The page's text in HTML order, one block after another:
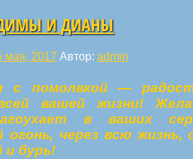
И ДИАНЫ
мая, 2017 Автор:admin
с помолвкой —
вашей жизни!
в ваших
огонь, через всю жизнь,
и бурь!